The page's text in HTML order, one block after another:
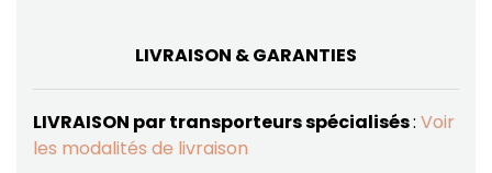
LIVRAISON & GARANTIES
LIVRAISON par transporteurs spécialisés: Voir
les modalités de livraison